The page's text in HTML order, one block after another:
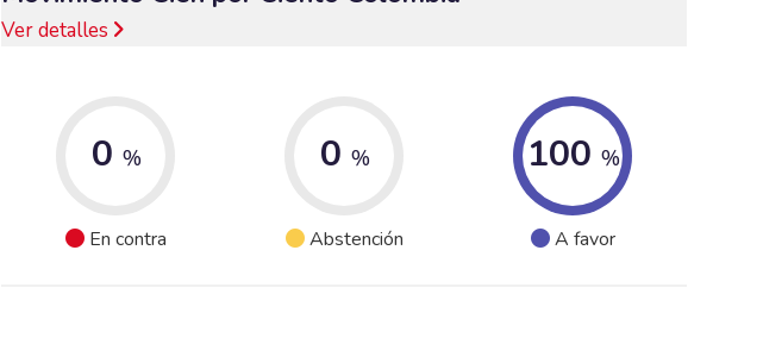
Ver detalles
0 %
En contra
0 %
Abstención
100 %
A favor